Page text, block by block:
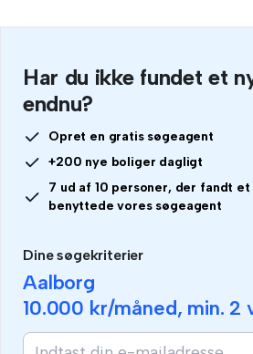
Har du ikke fundet et
endnu?
Opret en gratis søgeagent
+200 nye boliger dagligt
7 ud af 10 personer, der fandt
benyttede vores søgeagent
Dine søgekriterier
Aalborg
10.000 kr/måned, min. 2